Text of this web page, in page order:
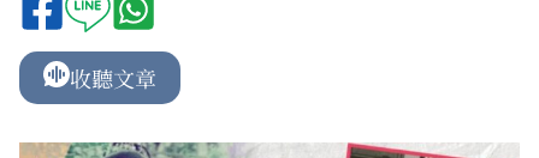
收聽文章